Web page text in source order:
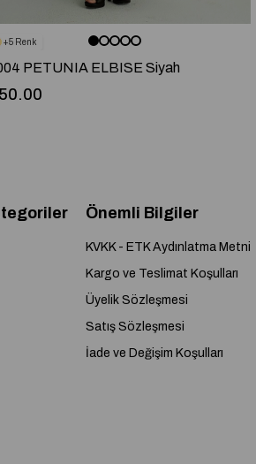
5
PETUNIA ELBISE Siyah
Önemli Bilgiler
KVKK - ETK Aydınlatma Metni
Kargo ve Teslimat Koşulları
Üyelik Sözleşmesi
Satış Sözleşmesi
İade ve Değişim Koşulları